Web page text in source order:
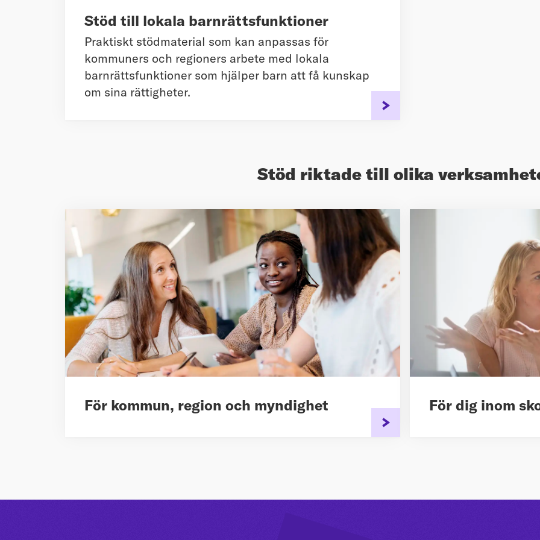
Stöd till lokala barnrättsfunktioner
Praktiskt stödmaterial som kan anpassas för
kommuners och regioners arbete med lokala
barnrättsfunktioner som hjälper barn att få kunskap
om sina rättigheter.
Stöd riktade till olika
För kommun, region och myndighet För dig inom